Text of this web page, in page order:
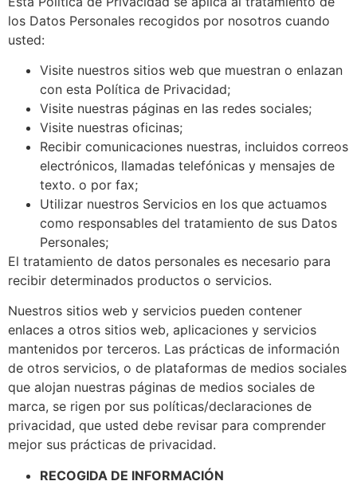
los Datos Personales recogidos por nosotros cuando
usted:
Visite nuestros sitios web que muestran o enlazan
con esta Política de Privacidad;
Visite nuestras páginas en las redes sociales;
Visite nuestras oficinas;
Recibir comunicaciones nuestras, incluidos correos
electrónicos, llamadas telefónicas y mensajes de
texto. o por fax;
Utilizar nuestros Servicios en los que actuamos
como responsables del tratamiento de sus Datos
Personales;
El tratamiento de datos personales es necesario para
recibir determinados productos o servicios.
Nuestros sitios web y servicios pueden contener
enlaces a otros sitios web, aplicaciones y servicios
mantenidos por terceros. Las prácticas de información
de otros servicios, o de plataformas de medios sociales
que alojan nuestras páginas de medios sociales de
marca, se rigen por sus políticas/declaraciones de
privacidad, que usted debe revisar para comprender
mejor sus prácticas de privacidad.
RECOGIDA DE INFORMACIÓN